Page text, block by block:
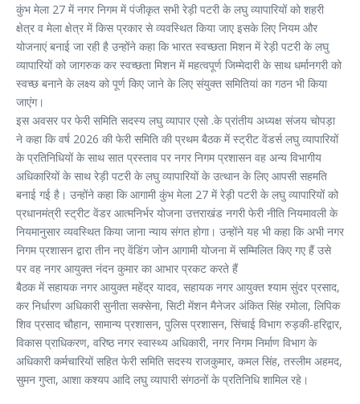
कुंभ मेला 27 में नगर निगम में पंजीकृत सभी रेड़ी पटरी के लघु व्यापारियों को शहरी
क्षेत्र व मेला क्षेत्र में किस प्रकार से व्यवस्थित किया जाए इसके लिए नियम और
योजनाएं बनाई जा रही है उन्होंने कहा कि भारत स्वच्छता मिशन में रेड़ी पटरी के लघु
व्यापारियों को जागरुक कर स्वच्छता मिशन में महत्वपूर्ण जिम्मेदारी के साथ धर्मानगरी को
स्वच्छ बनाने के लक्ष्य को पूर्ण किए जाने के लिए संयुक्त समितियां का गठन भी किया
जाएंग।
इस अवसर पर फेरी समिति सदस्य लघु व्यापार एसो .के प्रांतीय अध्यक्ष संजय चोपड़ा
ने कहा कि वर्ष 2026 की फेरी समिति की प्रथम बैठक में स्ट्रीट वेंडर्स लघु व्यापारियों
के प्रतिनिधियों के साथ सात प्रस्ताव पर नगर निगम प्रशासन वह अन्य विभागीय
अधिकारियों के साथ रेड़ी पटरी के लघु व्यापारियों के उत्थान के लिए आपसी सहमति
बनाई गई है। उन्होंने कहा कि आगामी कुंभ मेला 27 में रेड़ी पटरी के लघु व्यापारियों को
प्रधानमंत्री स्ट्रीट वेंडर आत्मनिर्भर योजना उत्तराखंड नगरी फेरी नीति नियमावली के
नियमानुसार व्यवस्थित किया जाना न्याय संगत होगा। उन्होंने यह भी कहा कि अभी नगर
निगम प्रशासन द्वारा तीन नए वेंडिंग जोन आगामी योजना में सम्मिलित किए गए हैं उसे
पर वह नगर आयुक्त नंदन कुमार का आभार प्रकट करते हैं
बैठक में सहायक नगर आयुक्त महेंद्र यादव, सहायक नगर आयुक्त श्याम सुंदर प्रसाद,
कर निर्धारण अधिकारी सुनीता सक्सेना, सिटी मेंशन मैनेजर अंकित सिंह रमोला, लिपिक
शिव प्रसाद चौहान, सामान्य प्रशासन, पुलिस प्रशासन, सिंचाई विभाग रुड़की-हरिद्वार,
विकास प्राधिकरण, वरिष्ठ नगर स्वास्थ्य अधिकारी, नगर निगम निर्माण विभाग के
अधिकारी कर्मचारियों सहित फेरी समिति सदस्य राजकुमार, कमल सिंह, तस्लीम अहमद,
सुमन गुप्ता, आशा कश्यप आदि लघु व्यापारी संगठनों के प्रतिनिधि शामिल रहे।